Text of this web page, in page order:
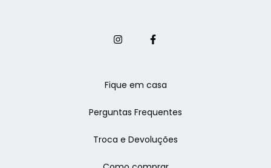
Fique em casa
Perguntas Frequentes
Troca e Devoluções